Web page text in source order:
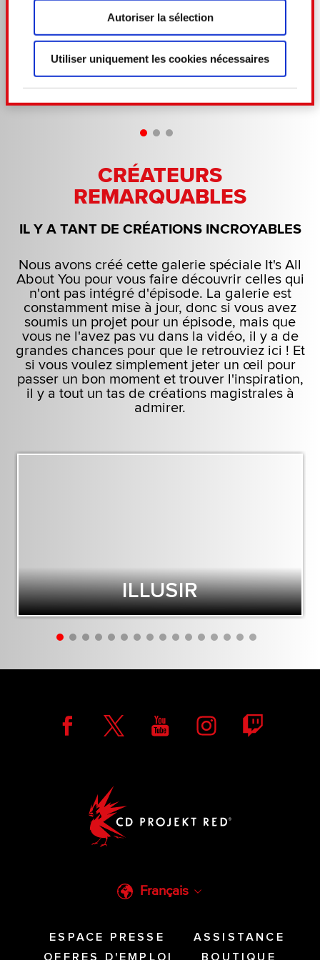
Pour en savoir plus sur le traitement de vos
reportez-vous à la
tout moment à partir de la déclaration sur les
fonctionner le site. D'autres sont optionnels et
nous fournissent des informations techniques et
des retours sur le contenu consulté, pour pouvoir
adapter le site à vos besoins. Par exemple, ils
qui peuvent vous intéresser. Parfois, nous
partageons également certains de nos cookies
avec nos partenaires. Cependant, ces cookies
optionnels ne seront appliqués qu'avec votre
permission.
Vous pouvez consulter tous les détails sur notre
utilisation des cookies et modifier vos
préférences dans le menu "Paramètres" ci-
Autoriser la sélection
Utiliser uniquement les cookies nécessaires
29%
VOTE DES JOUEURS
CRÉATEURS
REMARQUABLES
IL Y A TANT DE CRÉATIONS INCROYABLES
Nous avons créé cette galerie spéciale It's All
About You pour vous faire découvrir celles qui
n'ont pas intégré d'épisode. La galerie est
constamment mise à jour, donc si vous avez
soumis un projet pour un épisode, mais que
vous ne l'avez pas vu dans la vidéo, il y a de
grandes chances pour que le retrouviez ici ! Et
si vous voulez simplement jeter un œil pour
passer un bon moment et trouver l'inspiration,
il y a tout un tas de créations magistrales à
admirer.
ILLUSIR
Français
ESPACE PRESSE
ASSISTANCE
OFFRES D'EMPLOI
BOUTIQUE